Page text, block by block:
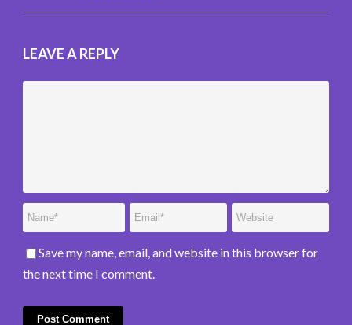
LEAVE A REPLY
Save my name, email, and website in this browser for
the next time I comment.